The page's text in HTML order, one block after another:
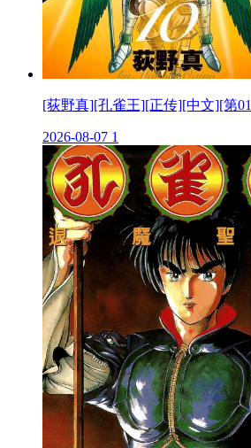
[荻野真][孔雀王][正传][中文][第
2026-08-07 1